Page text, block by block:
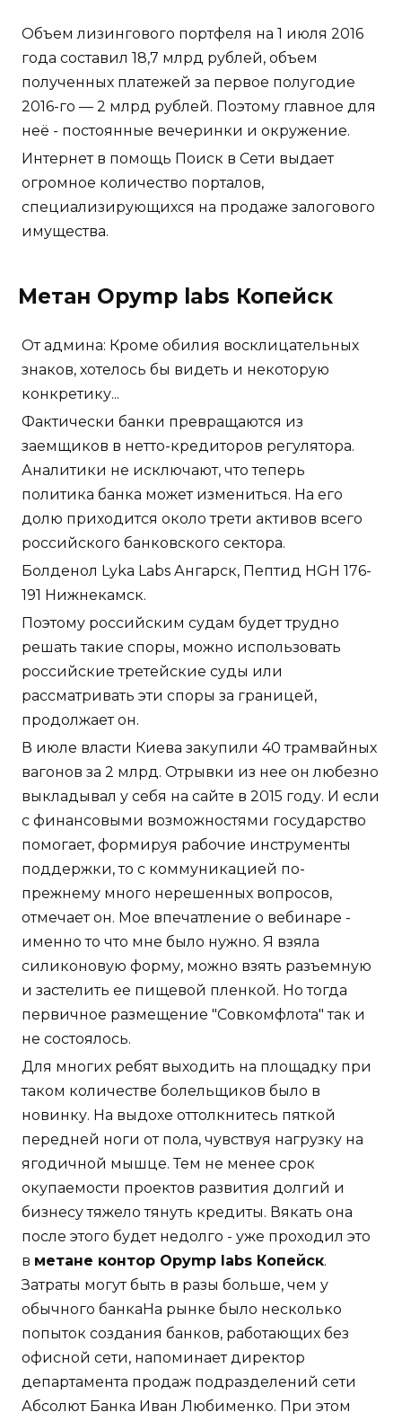
Объем лизингового портфеля на 1 июля 2016
года составил 18,7 млрд рублей, объем
полученных платежей за первое полугодие
2016-го — 2 млрд рублей. Поэтому главное для
неё - постоянные вечеринки и окружение.
Интернет в помощь Поиск в Сети выдает
огромное количество порталов,
специализирующихся на продаже залогового
имущества.
Метан Opymp labs Копейск
От админа: Кроме обилия восклицательных
знаков, хотелось бы видеть и некоторую
конкретику...
Фактически банки превращаются из
заемщиков в нетто-кредиторов регулятора.
Аналитики не исключают, что теперь
политика банка может измениться. На его
долю приходится около трети активов всего
российского банковского сектора.
Болденол Lyka Labs Ангарск, Пептид HGH 176-
191 Нижнекамск.
Поэтому российским судам будет трудно
решать такие споры, можно использовать
российские третейские суды или
рассматривать эти споры за границей,
продолжает он.
В июле власти Киева закупили 40 трамвайных
вагонов за 2 млрд. Отрывки из нее он любезно
выкладывал у себя на сайте в 2015 году. И если
с финансовыми возможностями государство
помогает, формируя рабочие инструменты
поддержки, то с коммуникацией по-
прежнему много нерешенных вопросов,
отмечает он. Мое впечатление о вебинаре -
именно то что мне было нужно. Я взяла
силиконовую форму, можно взять разъемную
и застелить ее пищевой пленкой. Но тогда
первичное размещение "Совкомфлота" так и
не состоялось.
Для многих ребят выходить на площадку при
таком количестве болельщиков было в
новинку. На выдохе оттолкнитесь пяткой
передней ноги от пола, чувствуя нагрузку на
ягодичной мышце. Тем не менее срок
окупаемости проектов развития долгий и
бизнесу тяжело тянуть кредиты. Вякать она
после этого будет недолго - уже проходил это
в метане контор Opymp labs Копейск.
Затраты могут быть в разы больше, чем у
обычного банкаНа рынке было несколько
попыток создания банков, работающих без
офисной сети, напоминает директор
департамента продаж подразделений сети
Абсолют Банка Иван Любименко. При этом